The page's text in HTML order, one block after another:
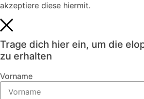
akzeptiere diese hiermit.
Trage dich hier ein, um die
zu erhalten
Vorname